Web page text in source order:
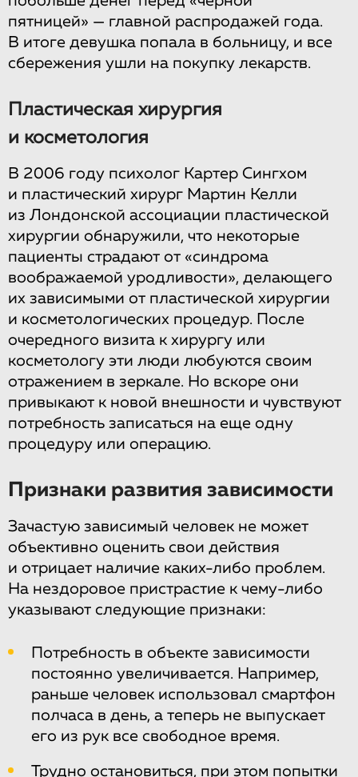
пятницей» — главной распродажей года.
В итоге девушка попала в больницу, и все
сбережения ушли на покупку лекарств.
Пластическая хирургия
и косметология
В 2006 году психолог Картер Сингхом
и пластический хирург Мартин Келли
из Лондонской ассоциации пластической
хирургии обнаружили, что некоторые
пациенты страдают от «синдрома
воображаемой уродливости», делающего
их зависимыми от пластической хирургии
и косметологических процедур. После
очередного визита к хирургу или
косметологу эти люди любуются своим
отражением в зеркале. Но вскоре они
привыкают к новой внешности и чувствуют
потребность записаться на еще одну
процедуру или операцию.
Признаки развития зависимости
Зачастую зависимый человек не может
объективно оценить свои действия
и отрицает наличие каких-либо проблем.
На нездоровое пристрастие к чему-либо
указывают следующие признаки:
Потребность в объекте зависимости
постоянно увеличивается. Например,
раньше человек использовал смартфон
полчаса в день, а теперь не выпускает
его из рук все свободное время.
Трудно остановиться, при этом попытки